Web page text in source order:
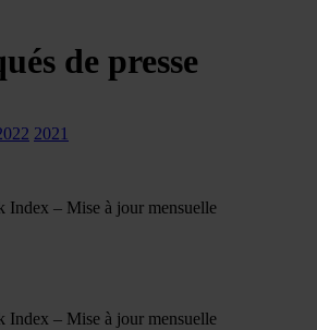
de presse
2021
Index – Mise à jour mensuelle
Index – Mise à jour mensuelle